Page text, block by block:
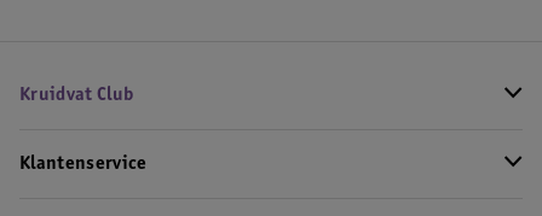
Kruidvat Club
Klantenservice